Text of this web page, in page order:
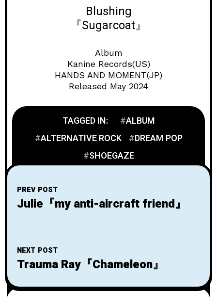
Blushing
『Sugarcoat』
Album
Kanine Records(US)
HANDS AND MOMENT(JP)
Released May 2024
TAGGED IN:
ALBUM
ALTERNATIVE ROCK
DREAM POP
SHOEGAZE
PREV POST
Julie『my anti-aircraft friend』
NEXT POST
Trauma Ray『Chameleon』